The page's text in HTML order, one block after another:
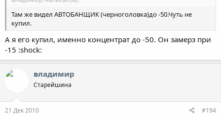
Там же видел АВТОБАНЩИК (черноголовка)до -50.Чуть не
купил.
А я его купил, именно концентрат до -50. Он замерз при
-15 :shock:
владимир
Старейшина
21 Дек 2010 #194